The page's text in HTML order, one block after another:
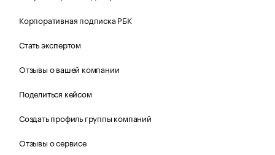
Корпоративная подписка РБК
Стать экспертом
Отзывы о вашей компании
Поделиться кейсом
Создать профиль группы компаний
Отзывы о сервисе